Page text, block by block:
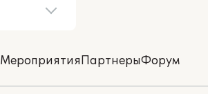
МероприятияПартнерыФорум